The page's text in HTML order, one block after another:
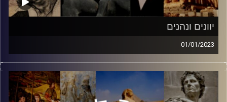
יוונים ונהנים
01/01/2023
שבוע שעבר סיימנו לחגוג את חנוכה – החג בו ניצחו המכבים
את היוונים. אך
האם אנחנו מכירים את היוונים? ניל בר הצטרף אלינו למסע
היכרות עם יוון